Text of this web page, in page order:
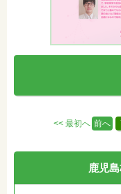
<< 最初へ 前へ
鹿児